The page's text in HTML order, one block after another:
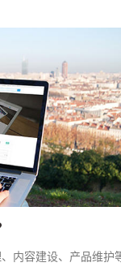
域名是浏览器访问的
就像一个人的名字一
域名是网站长期发展的
的后缀是
内容建设、产品维护